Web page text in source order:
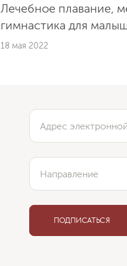
Лечебное плавание,
гимнастика для
18 мая 2022
Адрес
Направление
ПОДПИСАТЬСЯ